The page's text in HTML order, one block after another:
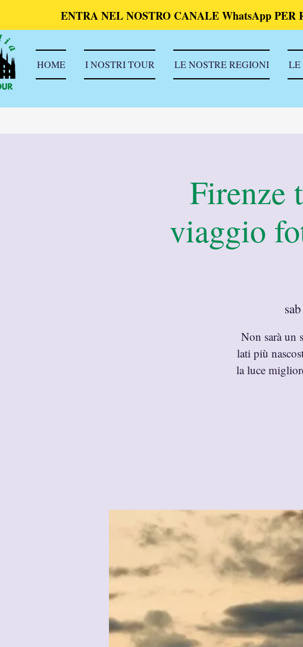
ENTRA NEL NOSTRO CANALE WhatsApp
HOME I NOSTRI TOUR LE NOSTRE REGIONI LE
Firenze
viaggio
Non sarà un
lati più
la luce